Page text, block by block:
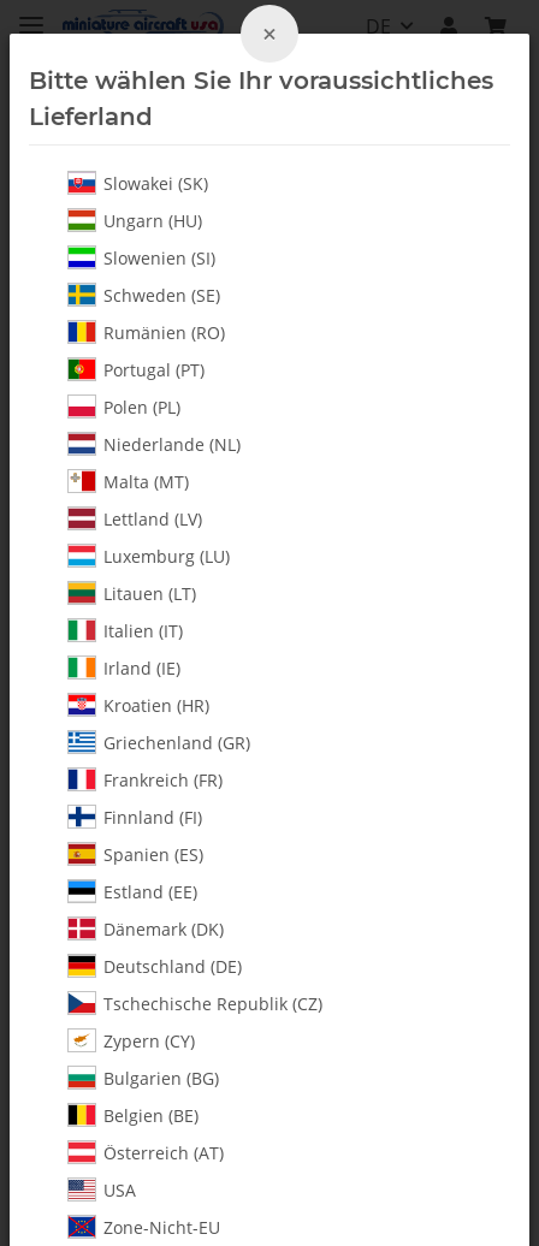
DE
Alle Artikel
120-75 Head Damper O-Ring
Shim Washer Kit
Artikelnummer:
Kategorie:Alle Artikel
120-75 Head Damper O-Ring Shim Washer Kit
$ 22.91
inkl. 19% USt. , zzgl.
Auswahl Steuerzone / Lieferland
×
Bitte wählen Sie Ihr voraussichtliches
Lieferland
Slowakei (SK)
Ungarn (HU)
Slowenien (SI)
Schweden (SE)
Rumänien (RO)
Portugal (PT)
Polen (PL)
Niederlande (NL)
Malta (MT)
Lettland (LV)
Luxemburg (LU)
Litauen (LT)
Italien (IT)
Irland (IE)
Kroatien (HR)
Griechenland (GR)
Frankreich (FR)
Finnland (FI)
Spanien (ES)
Estland (EE)
Dänemark (DK)
Deutschland (DE)
Tschechische Republik (CZ)
Zypern (CY)
Bulgarien (BG)
Belgien (BE)
Österreich (AT)
USA
Zone-Nicht-EU